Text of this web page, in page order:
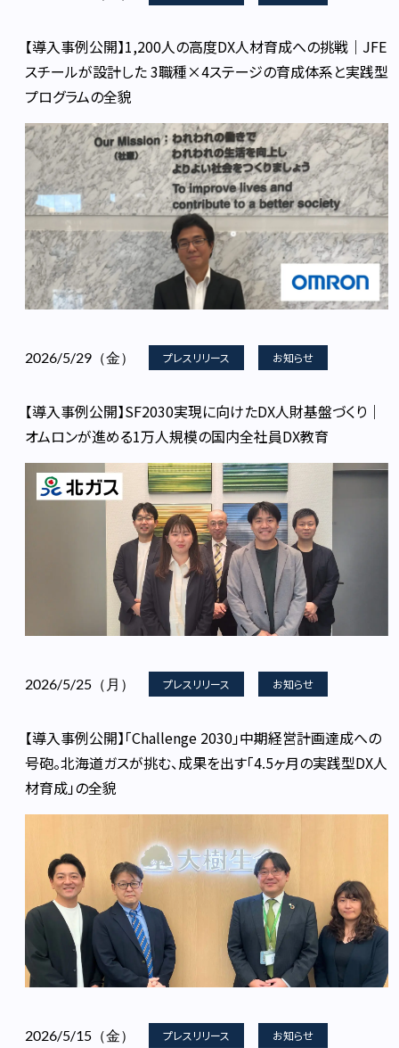
【導入事例公開】1,200人の高度DX人材育成への挑戦｜JFE
スチールが設計した 3職種×4ステージの育成体系と実践型
プログラムの全貌
2026/5/29（金） プレスリリース お知らせ
【導入事例公開】SF2030実現に向けたDX人財基盤づくり｜
オムロンが進める1万人規模の国内全社員DX教育
2026/5/25（月） プレスリリース お知らせ
【導入事例公開】「Challenge 2030」中期経営計画達成への
号砲。北海道ガスが挑む、成果を出す「4.5ヶ月の実践型DX人
材育成」の全貌
2026/5/15（金） プレスリリース お知らせ